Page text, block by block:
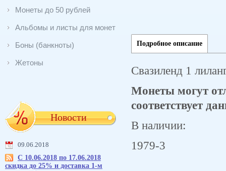
Монеты до 50 рублей
Альбомы и листы для монет
Боны (банкноты)
Жетоны
Новости
09.06.2018
С 10.06.2018 по 17.06.2018
скидка до 25% и доставка 1-м
Подробное описание
Свазиленд 1
Монеты могут
соответствует
В наличии:
1979-3